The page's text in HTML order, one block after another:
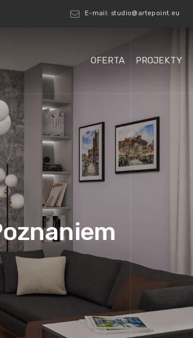
ue.tniopetra@oiduts :liam-E
OFERTA PROJEKTY